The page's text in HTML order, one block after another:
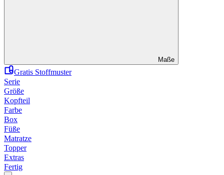
Maße
Gratis Stoffmuster
Serie
Größe
Kopfteil
Farbe
Box
Füße
Matratze
Topper
Extras
Fertig